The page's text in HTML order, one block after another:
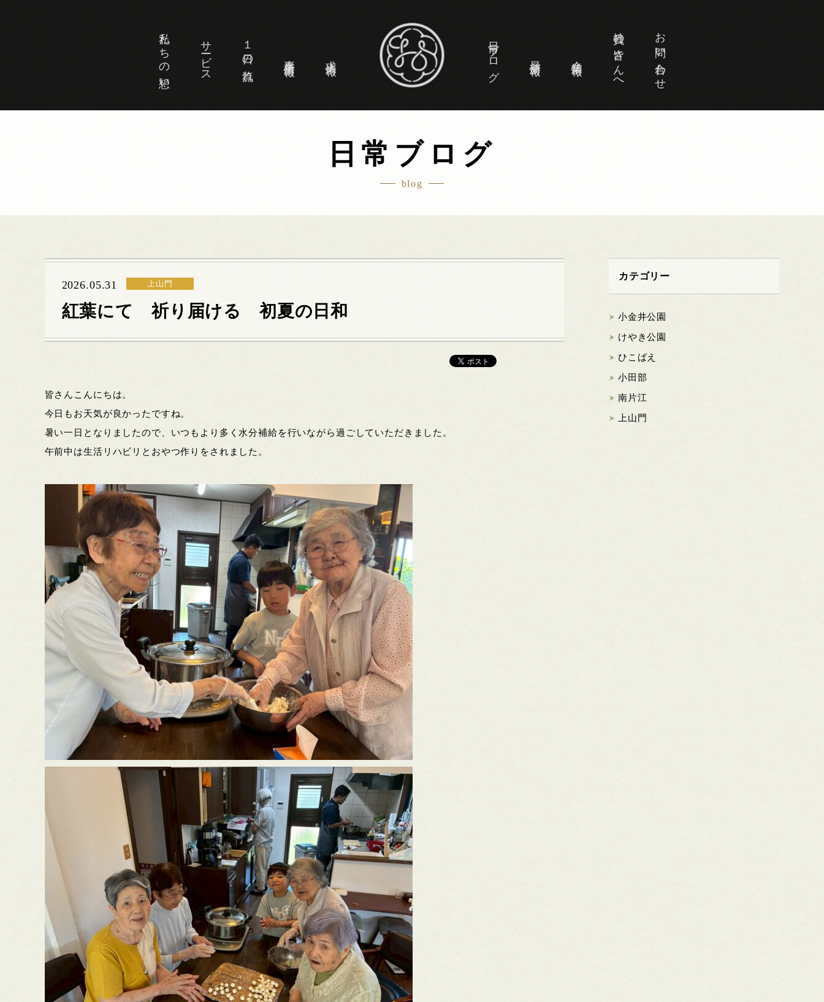
私たちの想い サービス １日の流れ 日常ブログ 社員の皆さんへ お問い合わせ
日常ブログ
blog
2026.05.31 上山門
紅葉にて 祈り届ける 初夏の日和
皆さんこんにちは。
今日もお天気が良かったですね。
暑い一日となりましたので、いつもより多く水分補給を行いながら過ごしていただきました。
午前中は生活リハビリとおやつ作りをされました。
カテゴリー
小金井公園
けやき公園
ひこばえ
小田部
南片江
上山門